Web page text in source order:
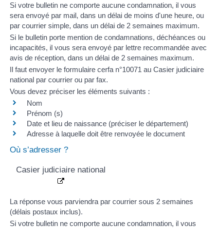
Si votre bulletin ne comporte aucune condamnation, il vous
sera envoyé par mail, dans un délai de moins d'une heure, ou
par courrier simple, dans un délai de 2 semaines maximum.
Si le bulletin porte mention de condamnations, déchéances ou
incapacités, il vous sera envoyé par lettre recommandée avec
avis de réception, dans un délai de 2 semaines maximum.
Il faut envoyer le formulaire cerfa n°10071 au Casier judiciaire
national par courrier ou par fax.
Vous devez préciser les éléments suivants :
Nom
Prénom (s)
Date et lieu de naissance (préciser le département)
Adresse à laquelle doit être renvoyée le document
Où s’adresser ?
Casier judiciaire national
La réponse vous parviendra par courrier sous 2 semaines
(délais postaux inclus).
Si votre bulletin ne comporte aucune condamnation, il vous